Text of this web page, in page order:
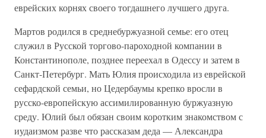
еврейских корнях своего тогдашнего лучшего друга.
Мартов родился в среднебуржуазной семье: его отец
служил в Русской торгово-пароходной компании в
Константинополе, позднее переехал в Одессу и затем в
Санкт-Петербург. Мать Юлия происходила из еврейской
сефардской семьи, но Цедербаумы крепко вросли в
русско-европейскую ассимилированную буржуазную
среду. Юлий был обязан своим коротким знакомством с
иудаизмом разве что рассказам деда — Александра